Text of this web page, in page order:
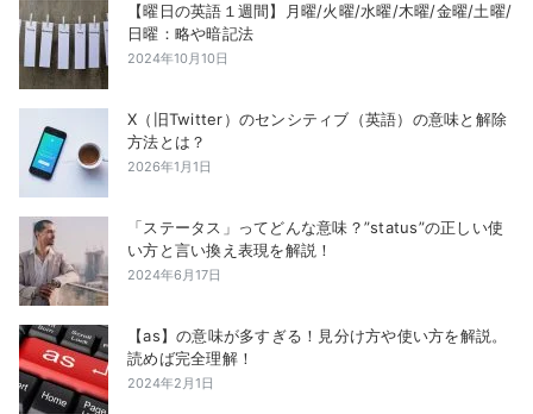
【曜日の英語１週間】月曜/火曜/水曜/木曜/金曜/土曜/
日曜：略や暗記法
2024年10月10日
X（旧Twitter）のセンシティブ（英語）の意味と解除
方法とは？
2026年1月1日
「ステータス」ってどんな意味？”status”の正しい使
い方と言い換え表現を解説！
2024年6月17日
【as】の意味が多すぎる！見分け方や使い方を解説。
読めば完全理解！
2024年2月1日